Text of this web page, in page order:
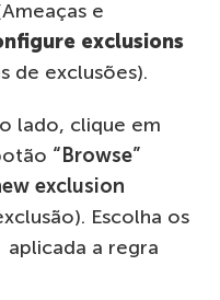
e
exclusions
de exclusões).
lado, clique em
“Browse”
exclusion
Escolha os
aplicada a regra